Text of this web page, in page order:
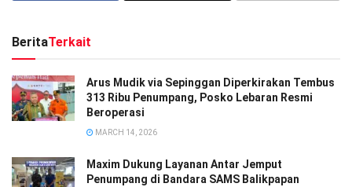
BeritaTerkait
Arus Mudik via Sepinggan Diperkirakan Tembus
313 Ribu Penumpang, Posko Lebaran Resmi
Beroperasi
MARCH 14, 2026
Maxim Dukung Layanan Antar Jemput
Penumpang di Bandara SAMS Balikpapan